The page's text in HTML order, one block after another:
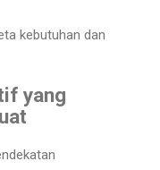
kebutuhan dan
yang